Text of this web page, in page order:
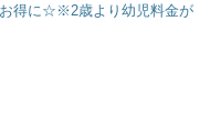
得に☆※2歳より幼児料金が